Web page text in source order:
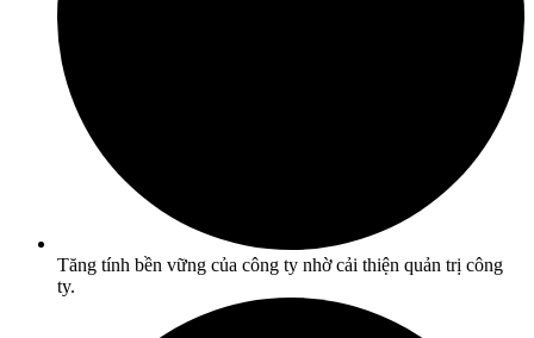
Tăng tính bền vững của công ty nhờ cải thiện quản trị công
ty.